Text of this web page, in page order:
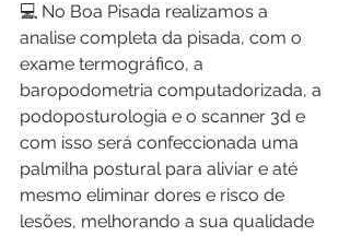
💻 No Boa Pisada realizamos a
analise completa da pisada, com o
exame termográfico, a
baropodometria computadorizada, a
podoposturologia e o scanner 3d e
com isso será confeccionada uma
palmilha postural para aliviar e até
mesmo eliminar dores e risco de
lesões, melhorando a sua qualidade